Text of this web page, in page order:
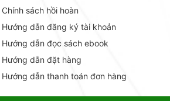
Chính sách hồi hoàn
Hướng dẫn đăng ký tài khoản
Hướng dẫn đọc sách ebook
Hướng dẫn đặt hàng
Hướng dẫn thanh toán đơn hàng